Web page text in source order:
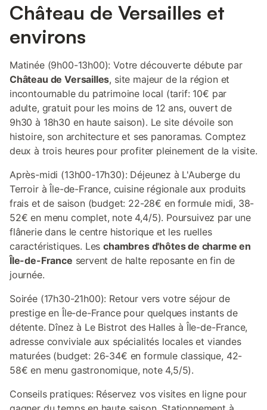
Château de Versailles et
environs
Matinée (9h00-13h00): Votre découverte débute par
Château de Versailles, site majeur de la région et
incontournable du patrimoine local (tarif: 10€ par
adulte, gratuit pour les moins de 12 ans, ouvert de
9h30 à 18h30 en haute saison). Le site dévoile son
histoire, son architecture et ses panoramas. Comptez
deux à trois heures pour profiter pleinement de la visite.
Après-midi (13h00-17h30): Déjeunez à L'Auberge du
Terroir à Île-de-France, cuisine régionale aux produits
frais et de saison (budget: 22-28€ en formule midi, 38-
52€ en menu complet, note 4,4/5). Poursuivez par une
flânerie dans le centre historique et les ruelles
caractéristiques. Leschambres d'hôtes de charme en
Île-de-France servent de halte reposante en fin de
journée.
Soirée (17h30-21h00): Retour vers votre séjour de
prestige en Île-de-France pour quelques instants de
détente. Dînez à Le Bistrot des Halles à Île-de-France,
adresse conviviale aux spécialités locales et viandes
maturées (budget: 26-34€ en formule classique, 42-
58€ en menu gastronomique, note 4,5/5).
Conseils pratiques: Réservez vos visites en ligne pour